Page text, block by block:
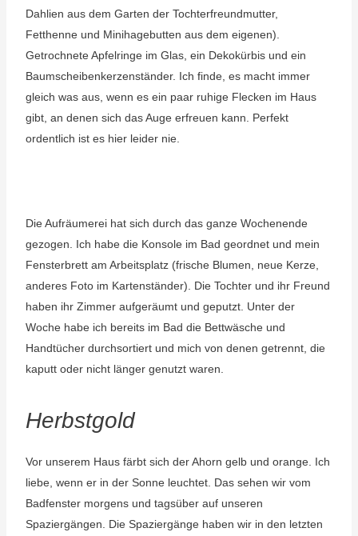
Dahlien aus dem Garten der Tochterfreundmutter,
Fetthenne und Minihagebutten aus dem eigenen).
Getrochnete Apfelringe im Glas, ein Dekokürbis und ein
Baumscheibenkerzenständer. Ich finde, es macht immer
gleich was aus, wenn es ein paar ruhige Flecken im Haus
gibt, an denen sich das Auge erfreuen kann. Perfekt
ordentlich ist es hier leider nie.
Die Aufräumerei hat sich durch das ganze Wochenende
gezogen. Ich habe die Konsole im Bad geordnet und mein
Fensterbrett am Arbeitsplatz (frische Blumen, neue Kerze,
anderes Foto im Kartenständer). Die Tochter und ihr Freund
haben ihr Zimmer aufgeräumt und geputzt. Unter der
Woche habe ich bereits im Bad die Bettwäsche und
Handtücher durchsortiert und mich von denen getrennt, die
kaputt oder nicht länger genutzt waren.
Herbstgold
Vor unserem Haus färbt sich der Ahorn gelb und orange. Ich
liebe, wenn er in der Sonne leuchtet. Das sehen wir vom
Badfenster morgens und tagsüber auf unseren
Spaziergängen. Die Spaziergänge haben wir in den letzten